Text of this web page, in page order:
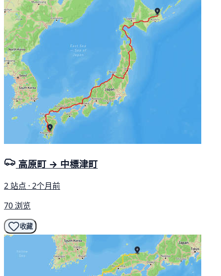
高原町 → 中標津町
2 站点 · 2个月前
70 浏览
收藏